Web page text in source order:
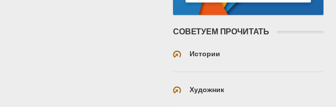
СОВЕТУЕМ ПРОЧИТАТЬ
Истории
Художник